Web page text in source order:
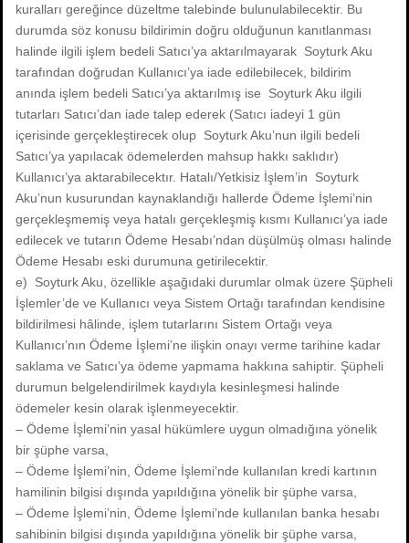
kuralları gereğince düzeltme talebinde bulunulabilecektir. Bu
durumda söz konusu bildirimin doğru olduğunun kanıtlanması
halinde ilgili işlem bedeli Satıcı’ya aktarılmayarak Soyturk Aku
tarafından doğrudan Kullanıcı’ya iade edilebilecek, bildirim
anında işlem bedeli Satıcı’ya aktarılmış ise Soyturk Aku ilgili
tutarları Satıcı’dan iade talep ederek (Satıcı iadeyi 1 gün
içerisinde gerçekleştirecek olup Soyturk Aku’nun ilgili bedeli
Satıcı’ya yapılacak ödemelerden mahsup hakkı saklıdır)
Kullanıcı’ya aktarabilecektır. Hatalı/Yetkisiz İşlem’in Soyturk
Aku’nun kusurundan kaynaklandığı hallerde Ödeme İşlemi’nin
gerçekleşmemiş veya hatalı gerçekleşmiş kısmı Kullanıcı’ya iade
edilecek ve tutarın Ödeme Hesabı’ndan düşülmüş olması halinde
Ödeme Hesabı eski durumuna getirilecektir.
e) Soyturk Aku, özellikle aşağıdaki durumlar olmak üzere Şüpheli
İşlemler’de ve Kullanıcı veya Sistem Ortağı tarafından kendisine
bildirilmesi hâlinde, işlem tutarlarını Sistem Ortağı veya
Kullanıcı’nın Ödeme İşlemi’ne ilişkin onayı verme tarihine kadar
saklama ve Satıcı’ya ödeme yapmama hakkına sahiptir. Şüpheli
durumun belgelendirilmek kaydıyla kesinleşmesi halinde
ödemeler kesin olarak işlenmeyecektir.
– Ödeme İşlemi’nin yasal hükümlere uygun olmadığına yönelik
bir şüphe varsa,
– Ödeme İşlemi’nin, Ödeme İşlemi’nde kullanılan kredi kartının
hamilinin bilgisi dışında yapıldığına yönelik bir şüphe varsa,
– Ödeme İşlemi’nin, Ödeme İşlemi’nde kullanılan banka hesabı
sahibinin bilgisi dışında yapıldığına yönelik bir şüphe varsa,